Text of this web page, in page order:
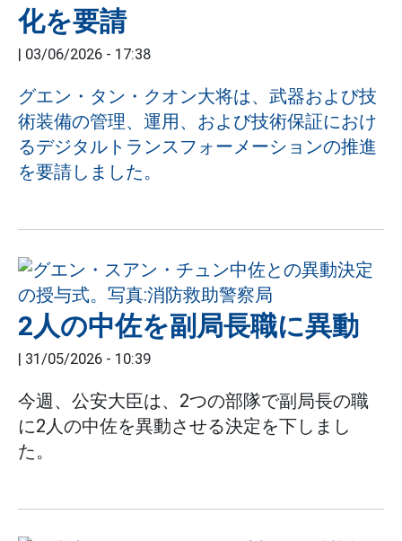
化を要請
| 03/06/2026 - 17:38
グエン・タン・クオン大将は、武器および技
術装備の管理、運用、および技術保証におけ
るデジタルトランスフォーメーションの推進
を要請しました。
2人の中佐を副局長職に異動
| 31/05/2026 - 10:39
今週、公安大臣は、2つの部隊で副局長の職
に2人の中佐を異動させる決定を下しまし
た。